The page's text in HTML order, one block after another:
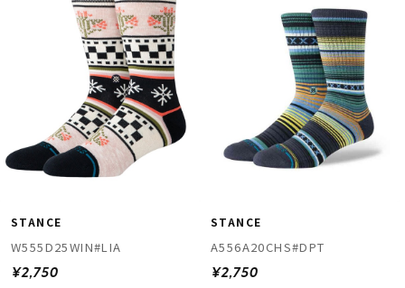
STANCE
W555D25WIN#LIA
¥2,750
STANCE
A556A20CHS#DPT
¥2,750